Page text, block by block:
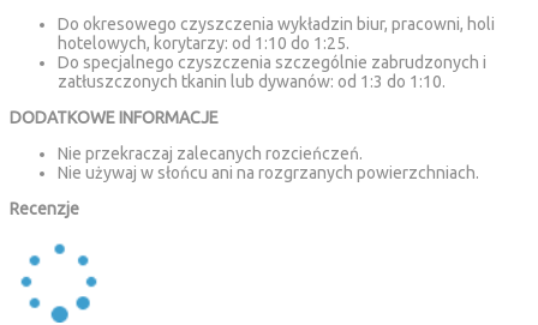
Do okresowego czyszczenia wykładzin biur, pracowni, holi
hotelowych, korytarzy: od 1:10 do 1:25.
Do specjalnego czyszczenia szczególnie zabrudzonych i
zatłuszczonych tkanin lub dywanów: od 1:3 do 1:10.
DODATKOWE INFORMACJE
Nie przekraczaj zalecanych rozcieńczeń.
Nie używaj w słońcu ani na rozgrzanych powierzchniach.
Recenzje